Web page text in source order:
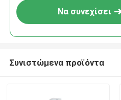
Να συνεχίσει
Συνιστώμενα προϊόντα